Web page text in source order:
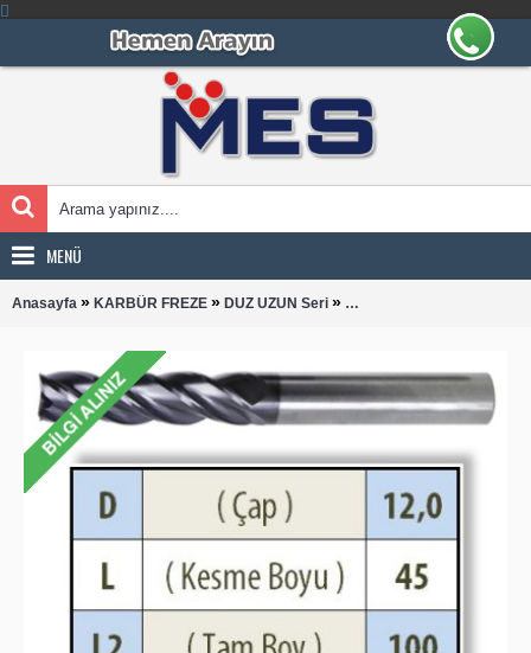
MENÜ
Anasayfa » KARBÜR FREZE » DUZ UZUN Seri » DUZ UZUN 1200 KARBÜR